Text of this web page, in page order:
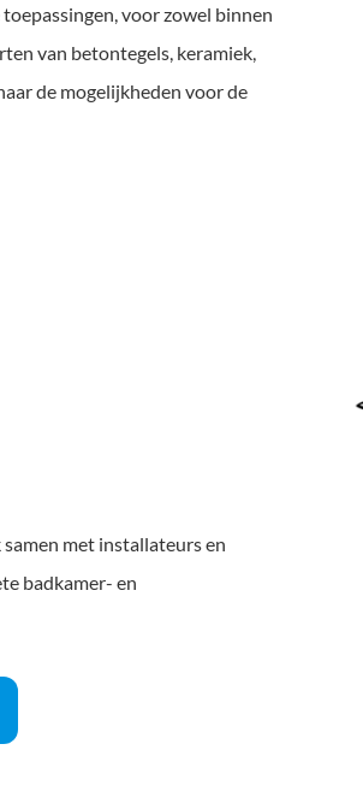
voor zowel binnen
van betontegels, keramiek,
de mogelijkheden voor de
met installateurs en
badkamer- en